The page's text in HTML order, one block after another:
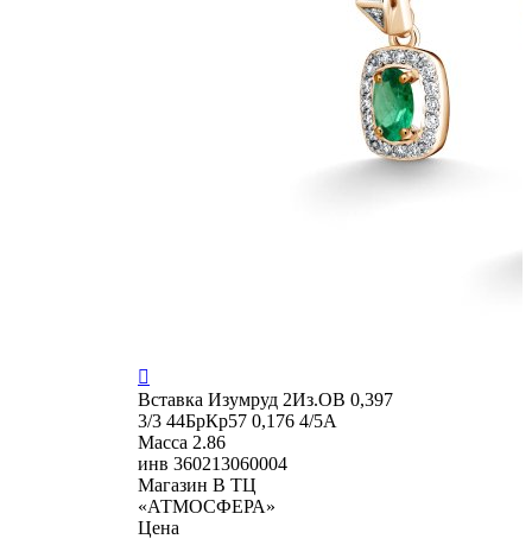

Вставка Изумруд 2Из.ОВ 0,397
3/3 44БрКр57 0,176 4/5А
Масса 2.86
инв 360213060004
Магазин В ТЦ
«АТМОСФЕРА»
Цена